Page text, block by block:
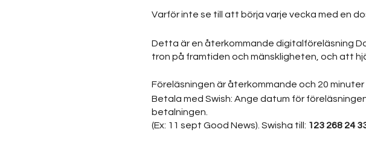
Varför inte se till att börja varje vecka med en
Detta är en återkommande digitalföreläsning
tron på framtiden och mänskligheten, och att
Föreläsningen är återkommande och 20
Betala med Swish: Ange datum för
betalningen.
(Ex: 11 sept Good News). Swisha till: 123 268 24